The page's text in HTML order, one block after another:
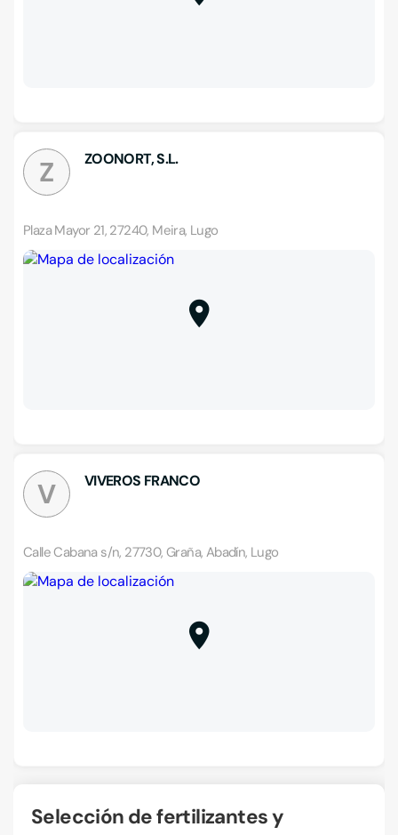
Z ZOONORT, S.L.
Plaza Mayor 21, 27240, Meira, Lugo
V VIVEROS FRANCO
Calle Cabana s/n, 27730, Graña, Abadín, Lugo
Selección de fertilizantes y